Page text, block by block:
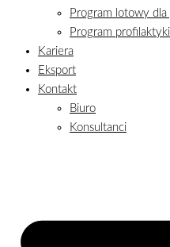
Program lotowy dla
Program
Kariera
Eksport
Kontakt
Biuro
Konsultanci